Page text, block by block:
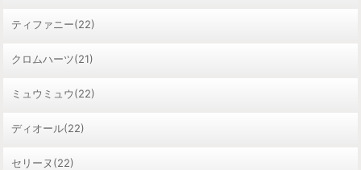
ティファニー(22)
クロムハーツ(21)
ミュウミュウ(22)
ディオール(22)
セリーヌ(22)